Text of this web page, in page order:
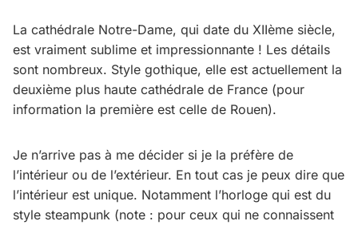
La cathédrale Notre-Dame, qui date du XIIème siècle,
est vraiment sublime et impressionnante ! Les détails
sont nombreux. Style gothique, elle est actuellement la
deuxième plus haute cathédrale de France (pour
information la première est celle de Rouen).
Je n’arrive pas à me décider si je la préfère de
l’intérieur ou de l’extérieur. En tout cas je peux dire que
l’intérieur est unique. Notamment l’horloge qui est du
style steampunk (note : pour ceux qui ne connaissent